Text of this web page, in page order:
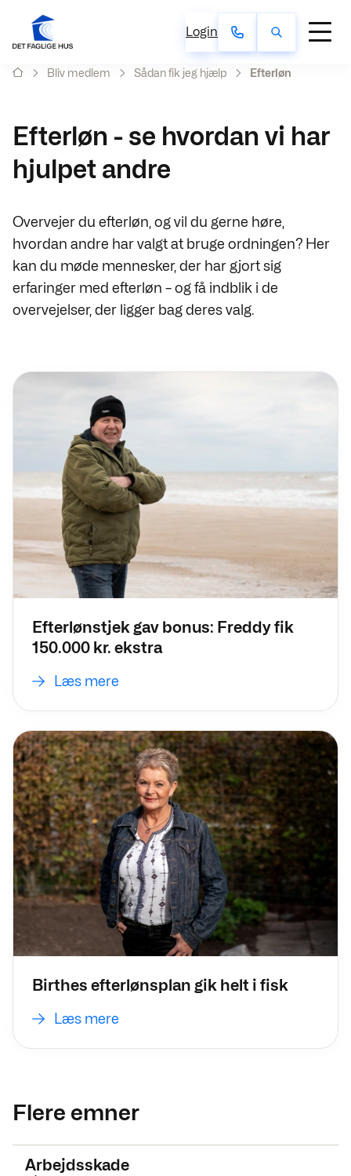
Login
Bliv medlem Sådan fik jeg hjælp Efterløn
Efterløn - se hvordan vi har
hjulpet andre
Overvejer du efterløn, og vil du gerne høre,
hvordan andre har valgt at bruge ordningen? Her
kan du møde mennesker, der har gjort sig
erfaringer med efterløn – og få indblik i de
overvejelser, der ligger bag deres valg.
Efterlønstjek gav bonus: Freddy fik
150.000 kr. ekstra
Læs mere
Læs mere
Birthes efterlønsplan gik helt i fisk
Læs mere
Læs mere
Flere emner
Arbejdsskade